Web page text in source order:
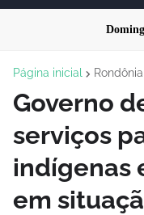
Página inicial Rondônia
Governo
serviços
indígenas
em